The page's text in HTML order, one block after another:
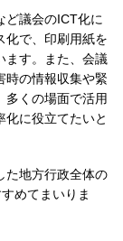
ど議会のICT化に
化で、印刷用紙を
ます。また、会議
時の情報収集や緊
多くの場面で活用
化に役立てたいと
た地方行政全体の
めてまいりま